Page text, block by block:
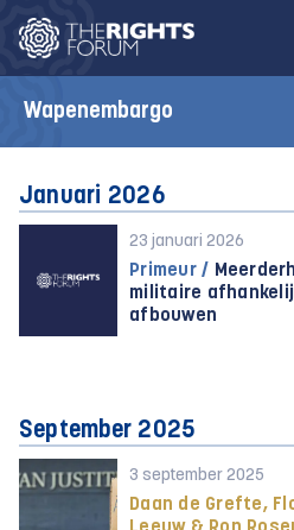
Wapenembargo
Januari 2026
23 januari 2026
Primeur /
militaire
afbouwen
September 2025
3 september 2025
Daan de Grefte,